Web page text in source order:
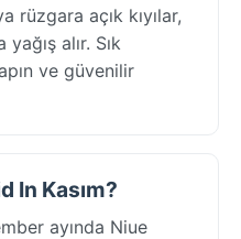
rüzgara açık kıyılar,
alır. Sık
ve güvenilir
In Kasım?
ayında Niue